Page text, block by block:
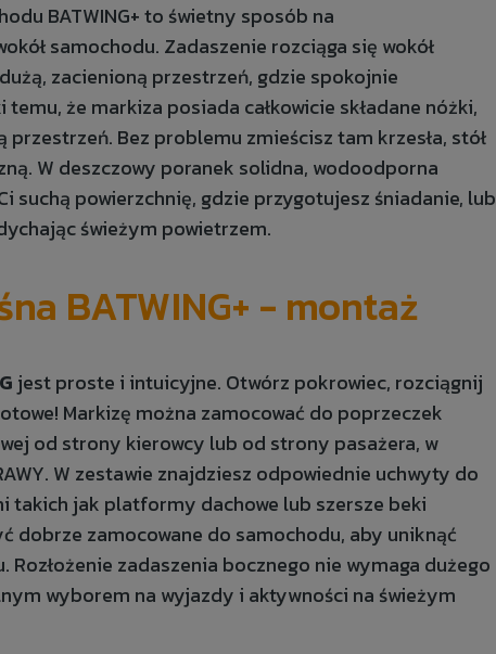
BATWING+ to świetny sposób na
samochodu. Zadaszenie rozciąga się wokół
zacienioną przestrzeń, gdzie spokojnie
że markiza posiada całkowicie składane nóżki,
przestrzeń. Bez problemu zmieścisz tam krzesła, stół
W deszczowy poranek solidna, wodoodporna
suchą powierzchnię, gdzie przygotujesz śniadanie, lub
świeżym powietrzem.
BATWING+ - montaż
jest proste i intuicyjne. Otwórz pokrowiec, rozciągnij
Markizę można zamocować do poprzeczek
od strony kierowcy lub od strony pasażera, w
W zestawie znajdziesz odpowiednie uchwyty do
takich jak platformy dachowe lub szersze beki
dobrze zamocowane do samochodu, aby uniknąć
zadaszenia bocznego nie wymaga dużego
wyborem na wyjazdy i aktywności na świeżym